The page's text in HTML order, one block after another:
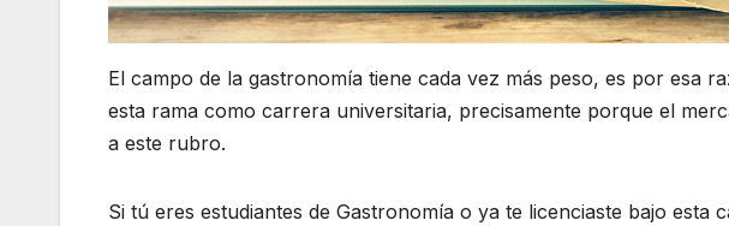
El campo de la gastronomía tiene cada vez más peso, es por esa
esta rama como carrera universitaria, precisamente porque el
a este rubro.
Si tú eres estudiantes de Gastronomía o ya te licenciaste bajo